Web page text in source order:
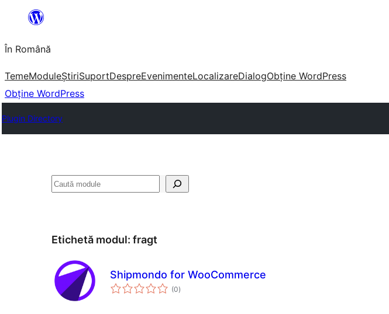
conținut
În Română
TemeModuleȘtiriSuportDespreEvenimenteLocalizareDialogObține WordPress
Obține WordPress
Plugin Directory
Caută
Etichetă modul: fragt
Shipmondo for WooCommerce
(0total
aprecieri
)